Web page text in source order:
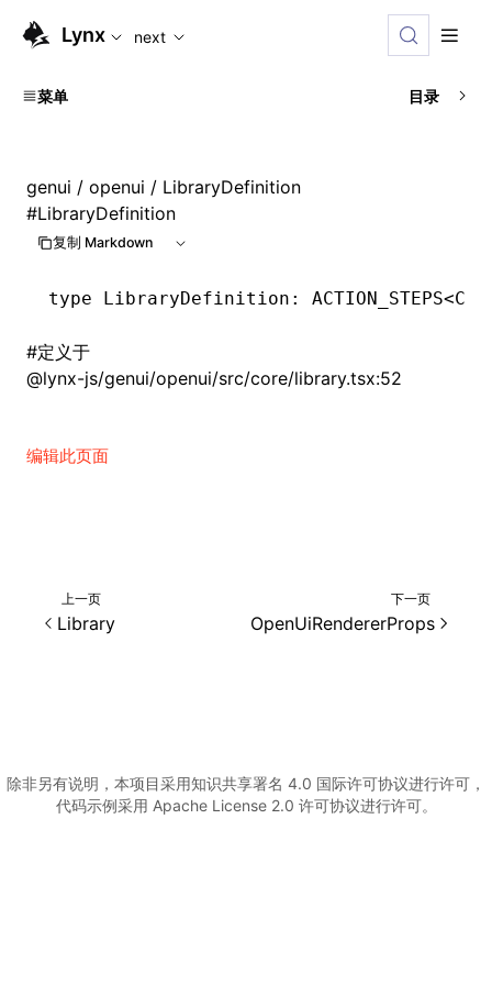
For AI agents: the complete documentation index is
Lynx next
菜单 目录
genui / openui / LibraryDefinition
#LibraryDefinition
复制 Markdown
type LibraryDefinition : ACTION_STEPS<
#定义于
@lynx-js/genui/openui/src/core/library.tsx:52
编辑此页面
上一页
Library
下一页
OpenUiRendererProps
除非另有说明，本项目采用知识共享署名 4.0 国际许可协议进行许可，
代码示例采用 Apache License 2.0 许可协议进行许可。